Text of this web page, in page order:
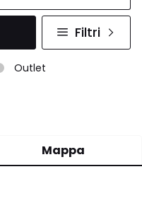
Filtri
Outlet
Mappa